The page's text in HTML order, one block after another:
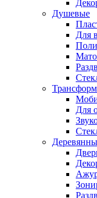
Душевые
Для
Для